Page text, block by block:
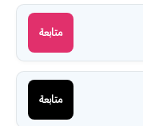
متابعة
متابعة